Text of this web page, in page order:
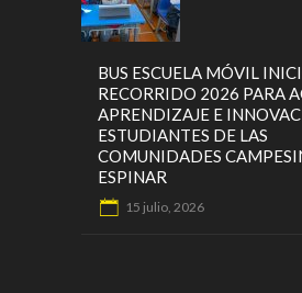
BUS ESCUELA MÓVIL
RECORRIDO 2026 PARA
APRENDIZAJE E
ESTUDIANTES DE LAS
COMUNIDADES
ESPINAR
15 julio, 2026